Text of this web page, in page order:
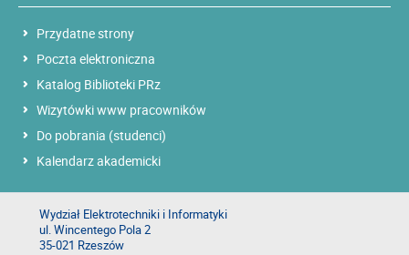
Przydatne strony
Poczta elektroniczna
Katalog Biblioteki PRz
Wizytówki www pracowników
Do pobrania (studenci)
Kalendarz akademicki
Wydział Elektrotechniki i Informatyki
ul. Wincentego Pola 2
35-021 Rzeszów